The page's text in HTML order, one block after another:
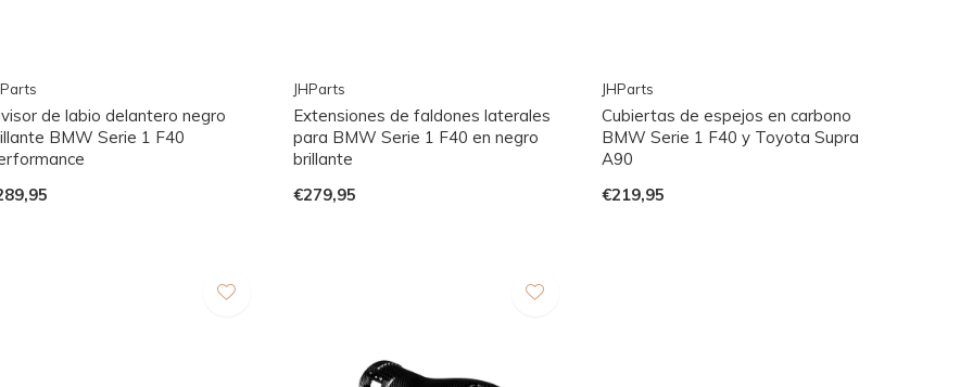
de labio delantero negro
BMW Serie 1 F40
JHParts
Extensiones de faldones laterales
para BMW Serie 1 F40 en negro
brillante
€279,95
JHParts
Cubiertas de espejos en carbono
BMW Serie 1 F40 y Toyota Supra
A90
€219,95